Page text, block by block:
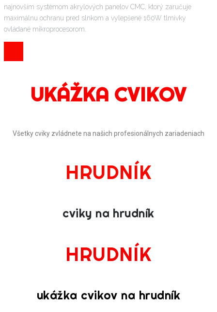
najnovším systémom akrylových panelov CMC, ktorý zaručuje
maximálnu ochranu pred slnkom a vylepšené 160W tlmivky
ovládané mikroprocesorom.
UKÁŽKA CVIKOV
Všetky cviky zvládnete na našich profesionálnych zariadeniach
HRUDNÍK
cviky na hrudník
HRUDNÍK
ukážka cvikov na hrudník